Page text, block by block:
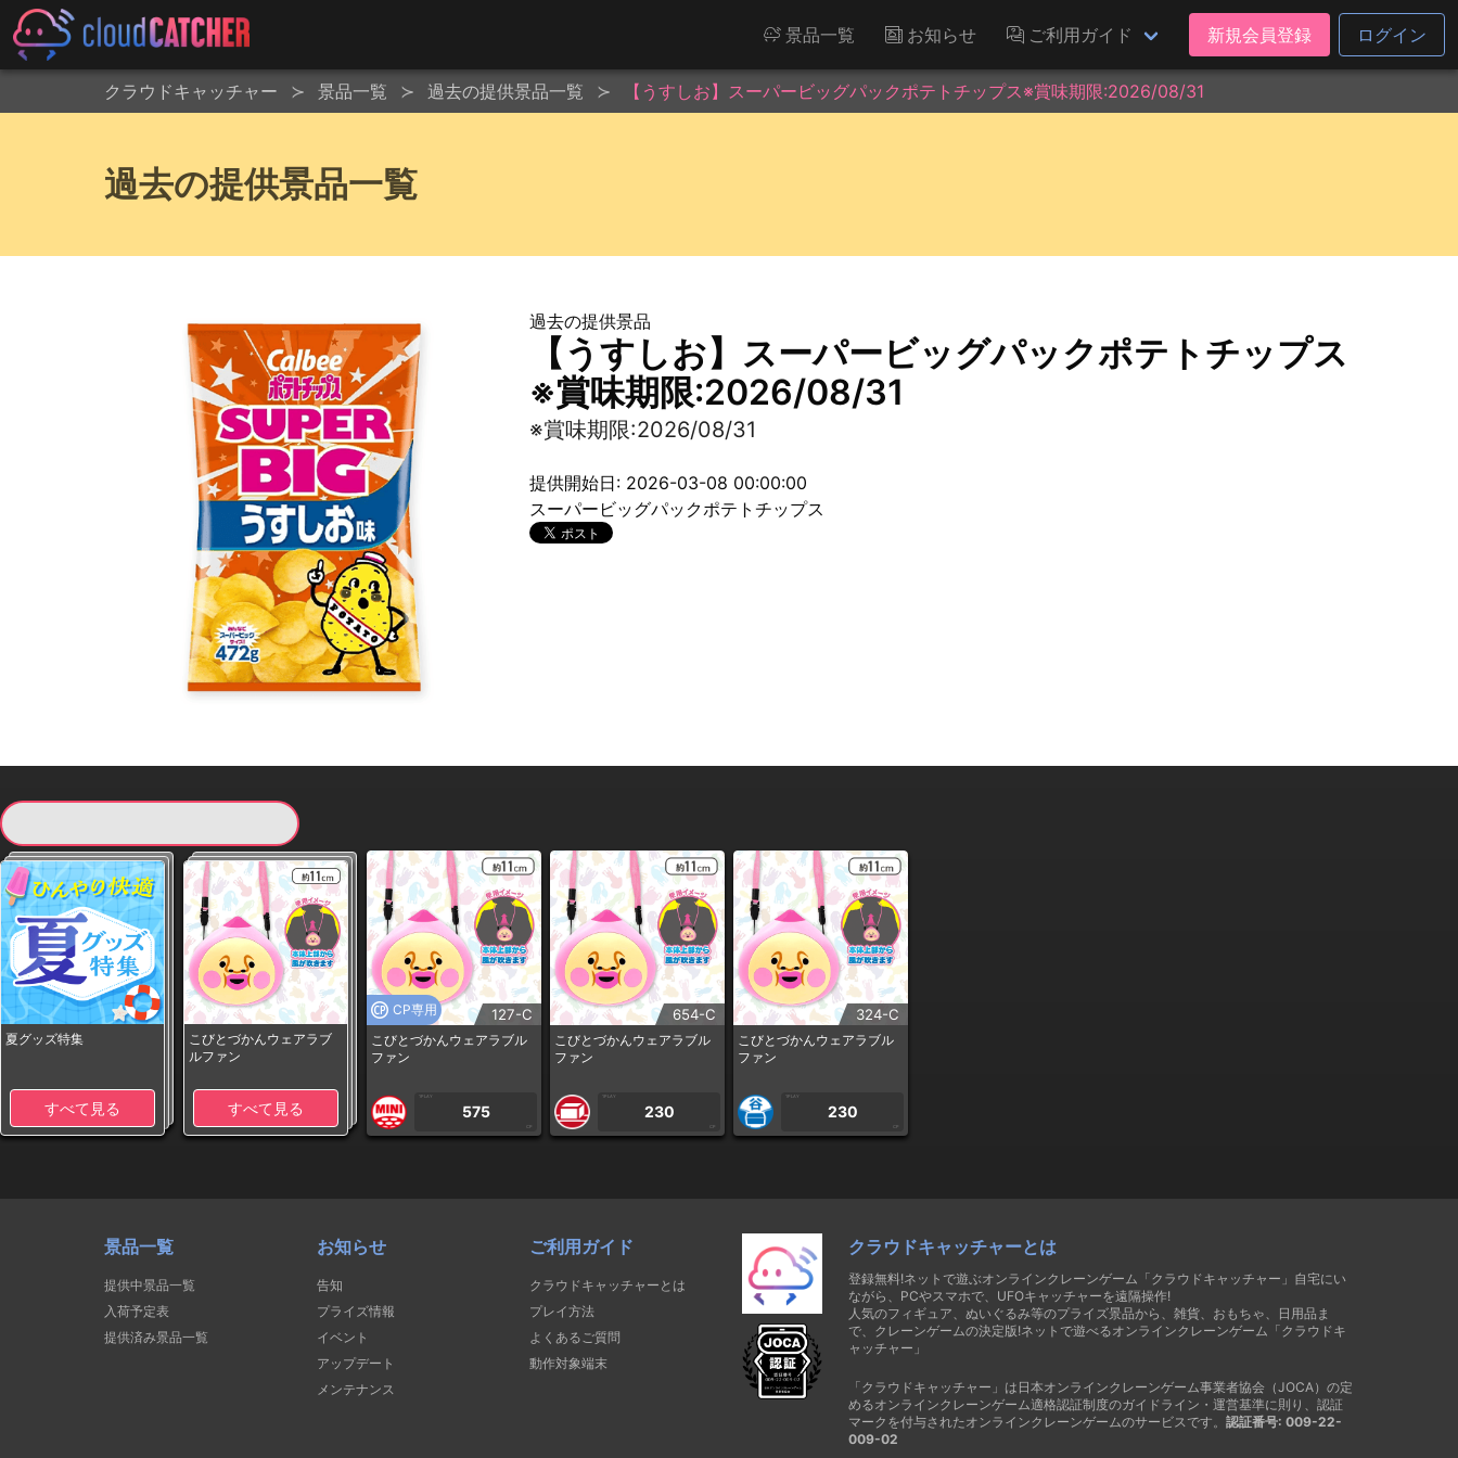
景品一覧 お知らせ ご利用ガイド 新規会員登録 ログイン
クラウドキャッチャー 景品一覧 過去の提供景品一覧 【うすしお】スーパービッグパックポテトチップス※賞味期限:2026/08/31
過去の提供景品一覧
過去の提供景品
【うすしお】スーパービッグパックポテトチップス
※賞味期限:2026/08/31
※賞味期限:2026/08/31
提供開始日: 2026-03-08 00:00:00
スーパービッグパックポテトチップス
夏グッズ特集
すべて見る
こびとづかんウェアラブ
ルファン
すべて見る
CP専用 127-C
こびとづかんウェアラブル
ファン
1PLAY
575
CP
654-C
こびとづかんウェアラブル
ファン
1PLAY
230
CP
324-C
こびとづかんウェアラブル
ファン
1PLAY
230
CP
景品一覧
提供中景品一覧
入荷予定表
提供済み景品一覧
お知らせ
告知
プライズ情報
イベント
アップデート
メンテナンス
ご利用ガイド
クラウドキャッチャーとは
プレイ方法
よくあるご質問
動作対象端末
クラウドキャッチャーとは
登録無料!ネットで遊ぶオンラインクレーンゲーム「クラウドキャッチャー」自宅にい
ながら、PCやスマホで、UFOキャッチャーを遠隔操作!
人気のフィギュア、ぬいぐるみ等のプライズ景品から、雑貨、おもちゃ、日用品ま
で、クレーンゲームの決定版!ネットで遊べるオンラインクレーンゲーム「クラウドキ
ャッチャー」
「クラウドキャッチャー」は日本オンラインクレーンゲーム事業者協会（JOCA）の定
めるオンラインクレーンゲーム適格認証制度のガイドライン・運営基準に則り、認証
マークを付与されたオンラインクレーンゲームのサービスです。 認証番号: 009-22-
009-02